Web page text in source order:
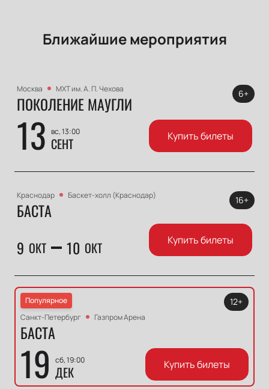
Ближайшие мероприятия
Москва МХТ им. А. П. Чехова
ПОКОЛЕНИЕ МАУГЛИ
13 вс, 13:00
СЕНТ
6+
Купить билеты
Краснодар Баскет-холл (Краснодар)
БАСТА
9 ОКТ 10 ОКТ
16+
Купить билеты
Популярное
Санкт-Петербург
Газпром Арена
БАСТА
19 сб, 19:00
ДЕК
12+
Купить билеты